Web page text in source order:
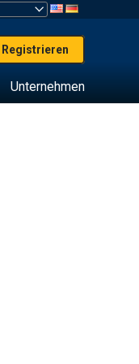
Registrieren
Unternehmen